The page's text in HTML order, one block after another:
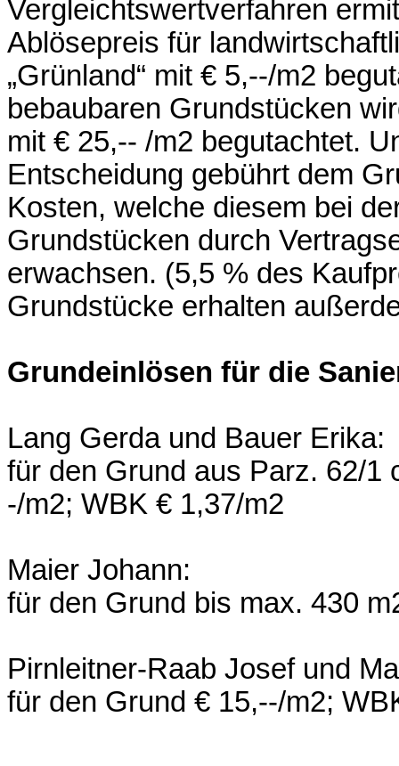
Vergleichtswertverfahren
Ablösepreis für
„Grünland“ mit € 5,--/m2
bebaubaren Grundstücken
mit € 25,-- /m2 begutachtet.
Entscheidung gebührt dem
Kosten, welche diesem bei
Grundstücken durch
erwachsen. (5,5 % des
Grundstücke erhalten
Grundeinlösen für die
Lang Gerda und Bauer Erika:
für den Grund aus Parz. 62/1
-/m2; WBK € 1,37/m2
Maier Johann:
für den Grund bis max. 430
Pirnleitner-Raab Josef und
für den Grund € 15,--/m2;